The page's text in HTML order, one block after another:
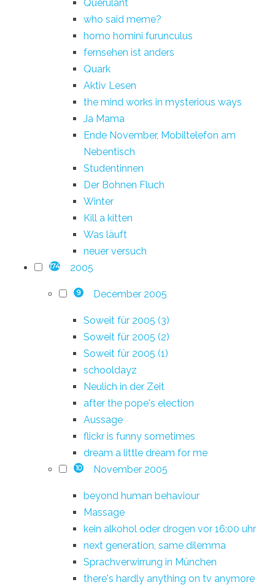
Querulant
who said meme?
homo homini furunculus
fernsehen ist anders
Quark
Aktiv Lesen
the mind works in mysterious ways
Ja Mama
Ende November, Mobiltelefon am
Nebentisch
Studentinnen
Der Bohnen Fluch
Winter
Kill a kitten
Was läuft
neuer versuch
174 2005
9 December 2005
Soweit für 2005 (3)
Soweit für 2005 (2)
Soweit für 2005 (1)
schooldayz
Neulich in der Zeit
after the pope's election
Aussage
flickr is funny sometimes
dream a little dream for me
10 November 2005
beyond human behaviour
Massage
kein alkohol oder drogen vor 16:00 uhr
next generation, same dilemma
Sprachverwirrung in München
there's hardly anything on tv anymore